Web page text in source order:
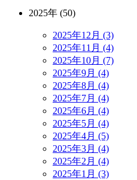
2025年 (50)
2025年12月 (3)
2025年11月 (4)
2025年10月 (7)
2025年9月 (4)
2025年8月 (4)
2025年7月 (4)
2025年6月 (4)
2025年5月 (4)
2025年4月 (5)
2025年3月 (4)
2025年2月 (4)
2025年1月 (3)